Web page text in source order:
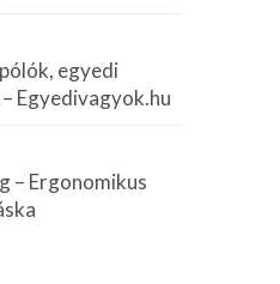
egyedi
Egyedivagyok.hu
– Ergonomikus